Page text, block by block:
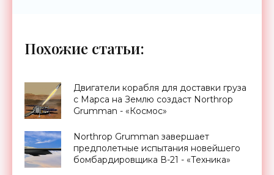
Похожие статьи:
Двигатели корабля для доставки груза
с Марса на Землю создаст Northrop
Grumman - «Космос»
Northrop Grumman завершает
предполетные испытания новейшего
бомбардировщика В-21 - «Техника»